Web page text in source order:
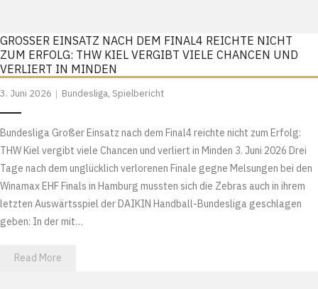
GROSSER EINSATZ NACH DEM FINAL4 REICHTE NICHT Z
UM ERFOLG: THW KIEL VERGIBT VIELE CHANCEN UND V
ERLIERT IN MINDEN
3. Juni 2026 Bundesliga, Spielbericht
Bundesliga Großer Einsatz nach dem Final4 reichte nicht zum Erfolg:
THW Kiel vergibt viele Chancen und verliert in Minden 3. Juni 2026 Drei
Tage nach dem unglücklich verlorenen Finale gegne Melsungen bei den
Winamax EHF Finals in Hamburg mussten sich die Zebras auch in ihrem
letzten Auswärtsspiel der DAIKIN Handball-Bundesliga geschlagen
geben: In der mit…
Read More